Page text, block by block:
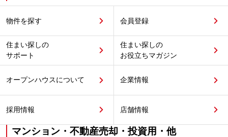
物件を探す 会員登録
住まい探しの
サポート
住まい探しの
お役立ちマガジン
オープンハウスについて 企業情報
採用情報 店舗情報
マンション・不動産売却・投資用・他